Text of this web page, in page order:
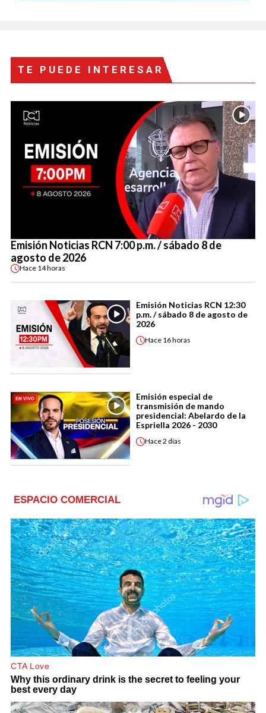
TE PUEDE INTERESAR
Emisión Noticias RCN 7:00 p.m. / sábado 8 de
agosto de 2026
Hace 14 horas
Emisión Noticias RCN 12:30
p.m. / sábado 8 de agosto de
2026
Hace 16 horas
Emisión especial de
transmisión de mando
presidencial: Abelardo de la
Espriella 2026 - 2030
Hace2 días